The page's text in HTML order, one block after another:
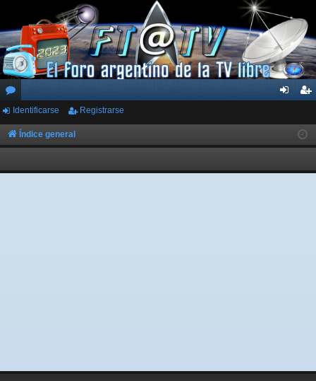
or
os
ar
ist
rs
Identificarse Registrarse
Índice general